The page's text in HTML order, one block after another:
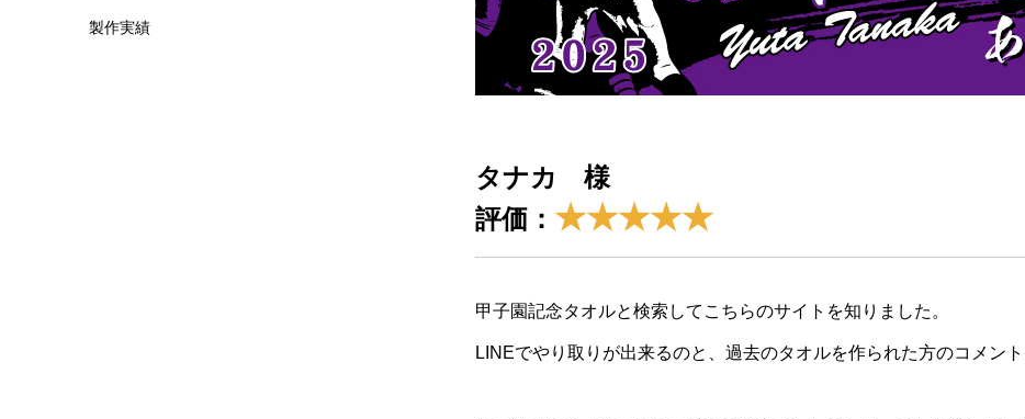
タナカ 様
評価： ★★★★★
甲子園記念タオルと検索してこちらのサイトを知りました。
LINEでやり取りが出来るのと、過去のタオルを作られた方のコメン
製作実績